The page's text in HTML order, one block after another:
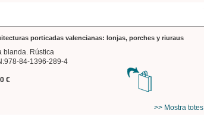
porticadas valencianas: lonjas, porches y riuraus
blanda. Rústica
84-1396-289-4
€
>> Mostra totes